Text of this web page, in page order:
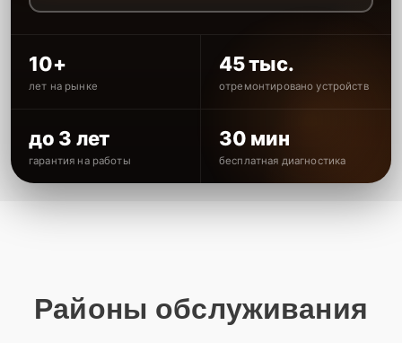
10+
лет на рынке
45 тыс.
отремонтировано устройств
до 3 лет
гарантия на работы
30 мин
бесплатная диагностика
Районы обслуживания